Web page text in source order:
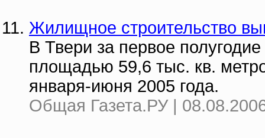
Жилищное строительство
В Твери за первое
площадью 59,6 тыс. кв.
января-июня 2005 года.
Общая Газета.РУ |